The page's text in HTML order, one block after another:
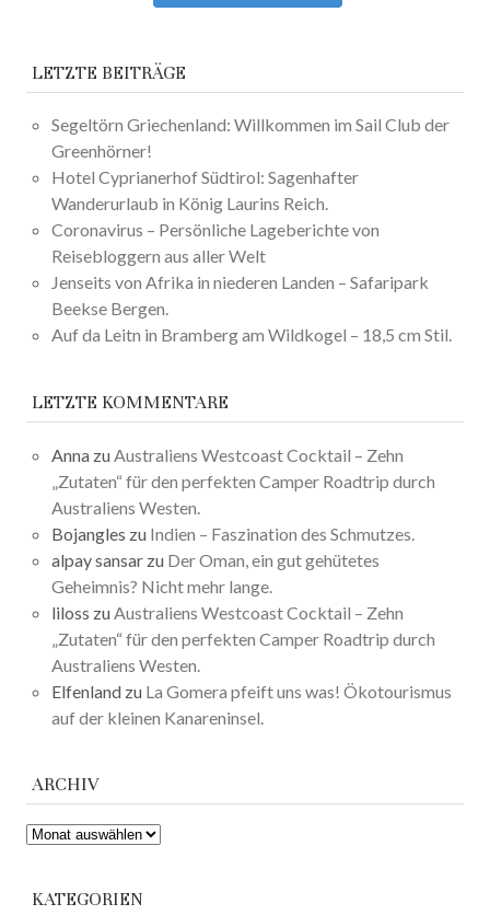
LETZTE BEITRÄGE
Segeltörn Griechenland: Willkommen im Sail Club der
Greenhörner!
Hotel Cyprianerhof Südtirol: Sagenhafter
Wanderurlaub in König Laurins Reich.
Coronavirus – Persönliche Lageberichte von
Reisebloggern aus aller Welt
Jenseits von Afrika in niederen Landen – Safaripark
Beekse Bergen.
Auf da Leitn in Bramberg am Wildkogel – 18,5 cm Stil.
LETZTE KOMMENTARE
Anna zu Australiens Westcoast Cocktail – Zehn
„Zutaten“ für den perfekten Camper Roadtrip durch
Australiens Westen.
Bojangles zu Indien – Faszination des Schmutzes.
alpay sansar zu Der Oman, ein gut gehütetes
Geheimnis? Nicht mehr lange.
liloss zu Australiens Westcoast Cocktail – Zehn
„Zutaten“ für den perfekten Camper Roadtrip durch
Australiens Westen.
Elfenland zu La Gomera pfeift uns was! Ökotourismus
auf der kleinen Kanareninsel.
ARCHIV
ARCHIV
KATEGORIEN